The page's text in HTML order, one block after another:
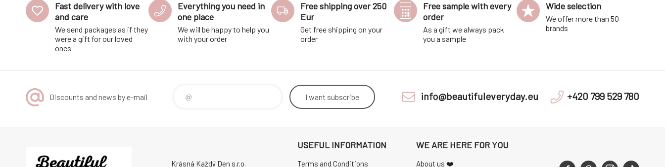
Fast delivery with love
and care
We send packages as if they
were a gift for our loved
ones
Everything you need in
one place
We will be happy to help you
with your order
Free shipping over 250
Eur
Get free shipping on your
order
Free sample with every
order
As a gift we always pack
you a sample
Wide selection
We offer more than 50
brands
Discounts and news by e-mail I want subscribe info@beautifuleveryday.eu +420 799 529 780
Krásná Každý Den s.r.o.
USEFUL INFORMATION
Terms and Conditions
WE ARE HERE FOR YOU
About us ❤️